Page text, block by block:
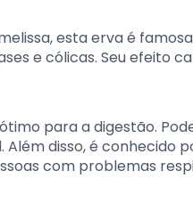
esta erva é
e cólicas. Seu efeito
para a digestão.
disso, é conhecido
com problemas